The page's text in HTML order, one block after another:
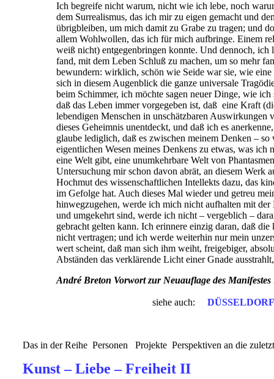
Ich begreife nicht warum, nicht wie ich lebe, noch
dem Surrealismus, das ich mir zu eigen gemacht und
übrigbleiben, um mich damit zu Grabe zu tragen; und
allem Wohlwollen, das ich für mich aufbringe. Einem
weiß nicht) entgegenbringen konnte. Und dennoch, ich
fand, mit dem Leben Schluß zu machen, um so mehr
bewundern: wirklich, schön wie Seide war sie, wie
sich in diesem Augenblick die ganze universale
beim Schimmer, ich möchte sagen neuer Dinge, wie
daß das Leben immer vorgegeben ist, daß eine Kraft
lebendigen Menschen in unschätzbaren
dieses Geheimnis unentdeckt, und daß ich es
glaube lediglich, daß es zwischen meinem Denken –
eigentlichen Wesen meines Denkens zu etwas, was
eine Welt gibt, eine unumkehrbare Welt von
Untersuchung mir schon davon abrät, an diesem Werk
Hochmut des wissenschaftlichen Intellekts dazu, das
im Gefolge hat. Auch dieses Mal wieder und getreu
hinwegzugehen, werde ich mich nicht aufhalten mit
und umgekehrt sind, werde ich nicht – vergeblich –
gebracht gelten kann. Ich erinnere einzig daran, daß
nicht vertragen; und ich werde weiterhin nur mein
wert scheint, daß man sich ihm weiht, freigebiger,
Abständen das verklärende Licht einer Gnade
André Breton Vorwort zur Neuauflage des
siehe auch:
Das in der Reihe Personen Projekte Perspektiven an die
Kunst – Liebe – Freiheit II